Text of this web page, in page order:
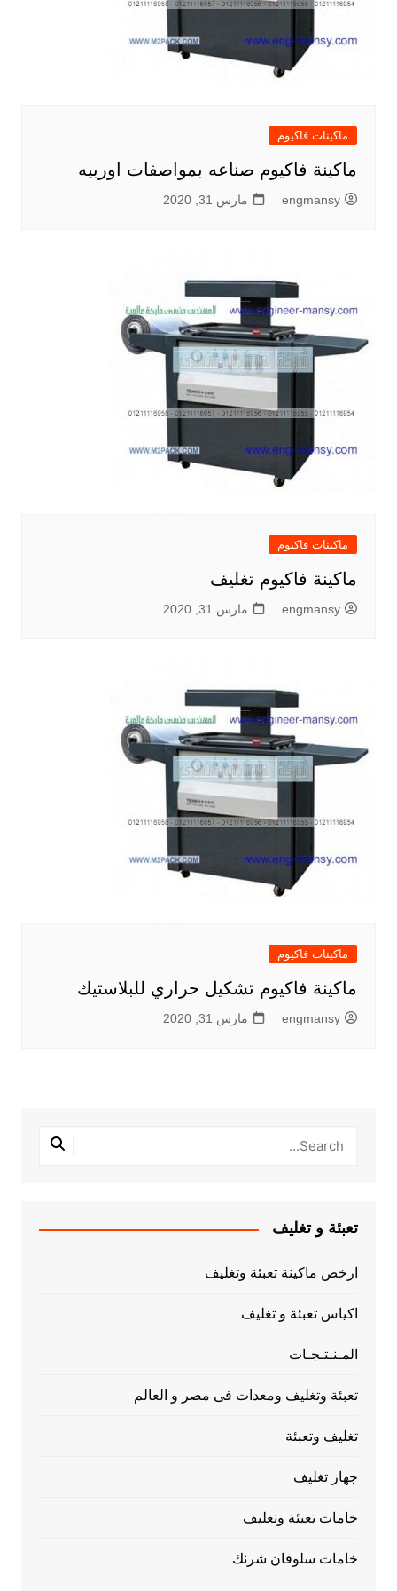
ماكينات فاكيوم
ماكينة فاكيوم صناعه بمواصفات اوربيه
engmansy مارس 31, 2020
ماكينات فاكيوم
ماكينة فاكيوم تغليف
engmansy مارس 31, 2020
ماكينات فاكيوم
ماكينة فاكيوم تشكيل حراري للبلاستيك
engmansy مارس 31, 2020
تعبئة و تغليف
ارخص ماكينة تعبئة وتغليف
اكياس تعبئة و تغليف
المـنـتـجـات
تعبئة وتغليف ومعدات فى مصر و العالم
تغليف وتعبئة
جهاز تغليف
خامات تعبئة وتغليف
خامات سلوفان شرنك